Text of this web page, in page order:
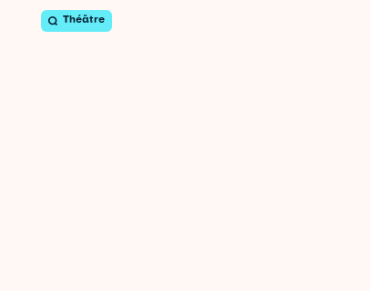
Théâtre